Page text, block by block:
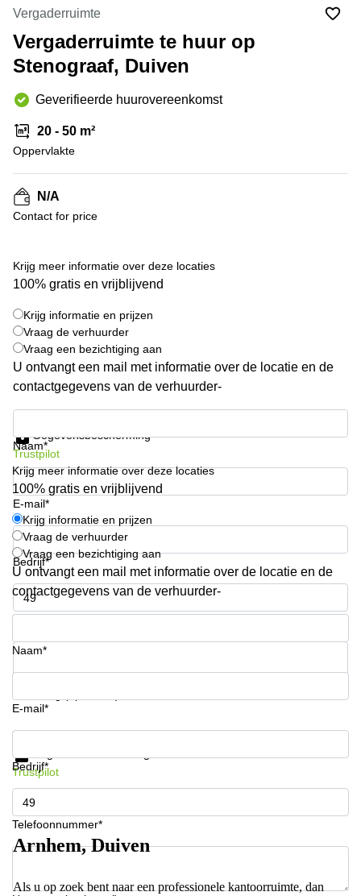
Hengelo
Hilversum
Hoofddorp
Deventer
Rotterdam
Tiel
Zwolle
Bodegraven-
Reeuwijk
Business
center
Arnhem
Business
Amsterdam
Westpoort
Business
center
Hilversum
Den
Haag
space
Breda
Coworking
Arnhem
Coworking
space
Hilversum
Coworking
space
Zwolle
Coworking
Haarlem
Kantoor
Huren
Hengelo
Nijmegen
Vergaderruimte
Vergaderruimte te huur op
Stenograaf, Duiven
Geverifieerde huurovereenkomst
20 - 50 m²
Oppervlakte
N/A
Contact for price
Krijg meer informatie over deze locaties
100% gratis en vrijblijvend
Krijg informatie en prijzen
Vraag de verhuurder
Vraag een bezichtiging aan
U ontvangt een mail met informatie over de locatie en de
contactgegevens van de verhuurder-
Naam*
E-mail*
Bedrijf*
Telefoonnummer*
Gegevensbescherming
Trustpilot
Krijg meer informatie over deze locaties
100% gratis en vrijblijvend
Krijg informatie en prijzen
Vraag de verhuurder
Vraag een bezichtiging aan
U ontvangt een mail met informatie over de locatie en de
contactgegevens van de verhuurder-
Naam*
E-mail*
Bedrijf*
Telefoonnummer*
Krijg informatie en prijzen
Trustpilot
Arnhem, Duiven
Als u op zoek bent naar een professionele kantoorruimte, dan